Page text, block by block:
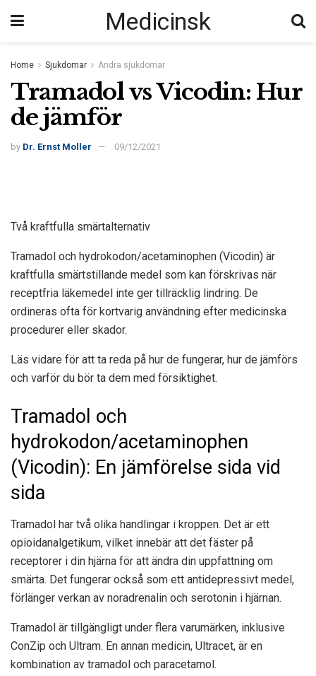
Medicinsk
Home Sjukdomar Andra sjukdomar
Tramadol vs Vicodin: Hur
de jämför
by Dr. Ernst Moller 09/12/2021
Två kraftfulla smärtalternativ
Tramadol och hydrokodon/acetaminophen (Vicodin) är
kraftfulla smärtstillande medel som kan förskrivas när
receptfria läkemedel inte ger tillräcklig lindring. De
ordineras ofta för kortvarig användning efter medicinska
procedurer eller skador.
Läs vidare för att ta reda på hur de fungerar, hur de jämförs
och varför du bör ta dem med försiktighet.
Tramadol och
hydrokodon/acetaminophen
(Vicodin): En jämförelse sida vid
sida
Tramadol har två olika handlingar i kroppen. Det är ett
opioidanalgetikum, vilket innebär att det fäster på
receptorer i din hjärna för att ändra din uppfattning om
smärta. Det fungerar också som ett antidepressivt medel,
förlänger verkan av noradrenalin och serotonin i hjärnan.
Tramadol är tillgängligt under flera varumärken, inklusive
ConZip och Ultram. En annan medicin, Ultracet, är en
kombination av tramadol och paracetamol.